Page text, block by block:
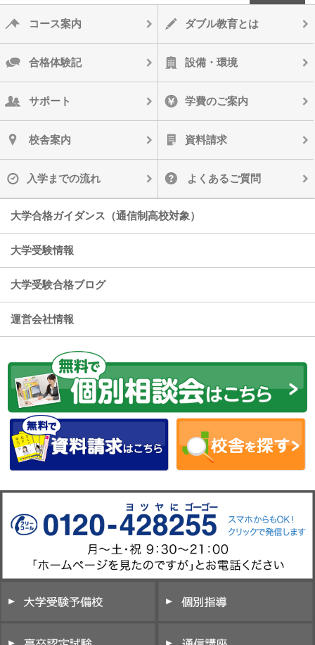
コース案内 ダブル教育とは
合格体験記 設備・環境
サポート 学費のご案内
校舎案内 資料請求
入学までの流れ よくあるご質問
大学合格ガイダンス（通信制高校対象）
大学受験情報
大学受験合格ブログ
運営会社情報